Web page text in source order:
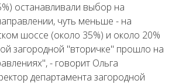
останавливали выбор на
чуть меньше - на
шоссе (около 35%) и около 20%
загородной "вторичке" прошло на
- говорит Ольга
департамента загородной